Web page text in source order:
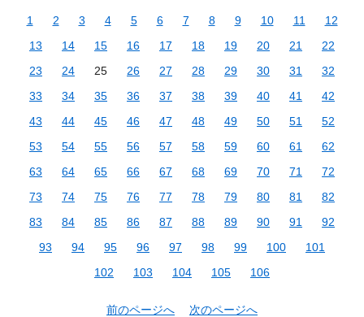
1 2 3 4 5 6 7 8 9 10 11
12
13
14 15 16 17 18 19 20 21
22
23
24 25 26 27 28 29 30 31
32
33
34 35 36 37 38 39 40 41
42
43
44 45 46 47 48 49 50 51
52
53
54 55 56 57 58 59 60 61
62
63
64 65 66 67 68 69 70 71
72
73
74 75 76 77 78 79 80 81
82
83
84 85 86 87 88 89 90 91
92
93
94 95 96 97 98 99 100
101
102
103 104 105 106
前のページへ 次のページへ